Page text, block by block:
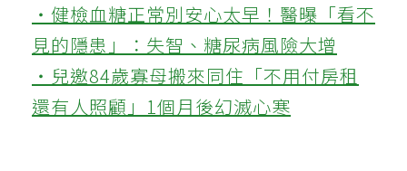
‧健檢血糖正常別安心太早！醫曝「看不
見的隱患」：失智、糖尿病風險大增
‧兒邀84歲寡母搬來同住「不用付房租
還有人照顧」1個月後幻滅心寒